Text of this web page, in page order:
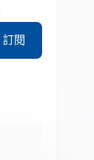
訂閱